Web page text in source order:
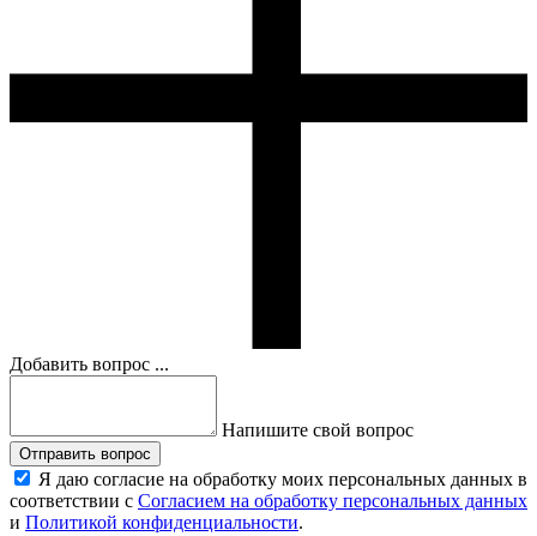
Добавить вопрос ...
Напишите свой вопрос
Отправить вопрос
Я даю согласие на обработку моих персональных данных в
соответствии с Согласием на обработку персональных данных
и Политикой конфиденциальности.